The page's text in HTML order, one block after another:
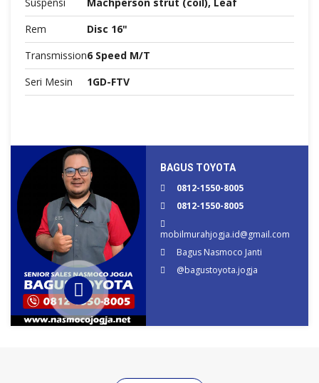
Rem
Disc 16"
Transmission6 Speed M/T
Seri Mesin
1GD-FTV
BAGUS TOYOTA
0812-1550-8005
0812-1550-8005
mobilmurahjogja.id@gmail.com
Bagus Nasmoco Janti
@bagustoyota.jogja